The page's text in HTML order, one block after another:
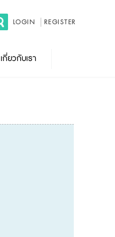
LOGIN REGISTER
เกี่ยวกับเรา